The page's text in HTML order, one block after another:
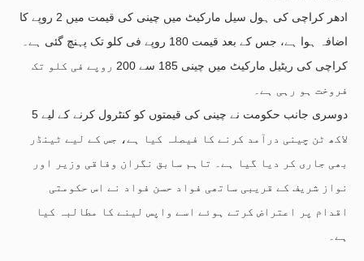
ادھر کراچی کی ہول سیل مارکیٹ میں چینی کی قیمت میں 2 روپے کا
اضافہ ہوا ہے، جس کے بعد قیمت 180 روپے فی کلو تک پہنچ گئی ہے۔
کراچی کی ریٹیل مارکیٹ میں چینی 185 سے 200 روپے فی کلو تک
فروخت ہو رہی ہے۔
دوسری جانب حکومت نے چینی کی قیمتوں کو کنٹرول کرنے کے لیے 5
لاکھ ٹن چینی درآمد کرنے کا فیصلہ کیا ہے، جس کے لیے ٹینڈر
بھی جاری کر دیا گیا ہے۔ تاہم سابق نگران وفاقی وزیر اور
نواز شریف کے قریبی ساتھی فواد حسن فواد نے اس حکومتی
اقدام پر اعتراض کرتے ہوئے اسے واپس لینے کا مطالبہ کیا
ہے۔